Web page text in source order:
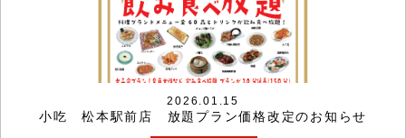
2026.01.15
小吃 松本駅前店 放題プラン価格改定のお知らせ